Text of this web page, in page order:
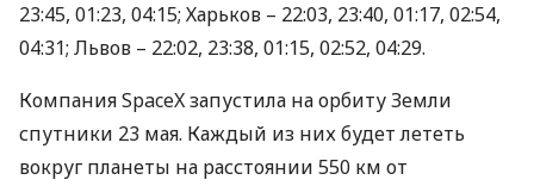
23:45, 01:23, 04:15; Харьков – 22:03, 23:40, 01:17, 02:54,
04:31; Львов – 22:02, 23:38, 01:15, 02:52, 04:29.
Компания SpaceX запустила на орбиту Земли
спутники 23 мая. Каждый из них будет лететь
вокруг планеты на расстоянии 550 км от